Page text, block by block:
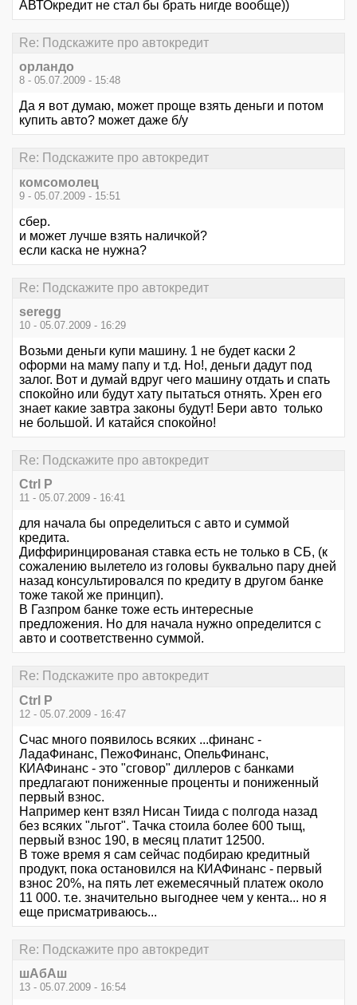
АВТОкредит не стал бы брать нигде вообще))
Re: Подскажите про автокредит
орландо
8 - 05.07.2009 - 15:48
Да я вот думаю, может проще взять деньги и потом
купить авто? может даже б/у
Re: Подскажите про автокредит
комсомолец
9 - 05.07.2009 - 15:51
сбер.
и может лучше взять наличкой?
если каска не нужна?
Re: Подскажите про автокредит
seregg
10 - 05.07.2009 - 16:29
Возьми деньги купи машину. 1 не будет каски 2
оформи на маму папу и т.д. Но!, деньги дадут под
залог. Вот и думай вдруг чего машину отдать и спать
спокойно или будут хату пытаться отнять. Хрен его
знает какие завтра законы будут! Бери авто только
не большой. И катайся спокойно!
Re: Подскажите про автокредит
Ctrl P
11 - 05.07.2009 - 16:41
для начала бы определиться с авто и суммой
кредита.
Диффиринцированая ставка есть не только в СБ, (к
сожалению вылетело из головы буквально пару дней
назад консультировался по кредиту в другом банке
тоже такой же принцип).
В Газпром банке тоже есть интересные
предложения. Но для начала нужно определится с
авто и соответственно суммой.
Re: Подскажите про автокредит
Ctrl P
12 - 05.07.2009 - 16:47
Счас много появилось всяких ...финанс -
ЛадаФинанс, ПежоФинанс, ОпельФинанс,
КИАФинанс - это "сговор" диллеров с банками
предлагают пониженные проценты и пониженный
первый взнос.
Например кент взял Нисан Тиида с полгода назад
без всяких "льгот". Тачка стоила более 600 тыщ,
первый взнос 190, в месяц платит 12500.
В тоже время я сам сейчас подбираю кредитный
продукт, пока остановился на КИАФинанс - первый
взнос 20%, на пять лет ежемесячный платеж около
11 000. т.е. значительно выгоднее чем у кента... но я
еще присматриваюсь...
Re: Подскажите про автокредит
шАбАш
13 - 05.07.2009 - 16:54